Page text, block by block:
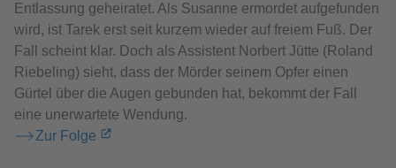
Entlassung geheiratet. Als Susanne ermordet aufgefunden
wird, ist Tarek erst seit kurzem wieder auf freiem Fuß. Der
Fall scheint klar. Doch als Assistent Norbert Jütte (Roland
Riebeling) sieht, dass der Mörder seinem Opfer einen
Gürtel über die Augen gebunden hat, bekommt der Fall
eine unerwartete Wendung.
Zur Folge